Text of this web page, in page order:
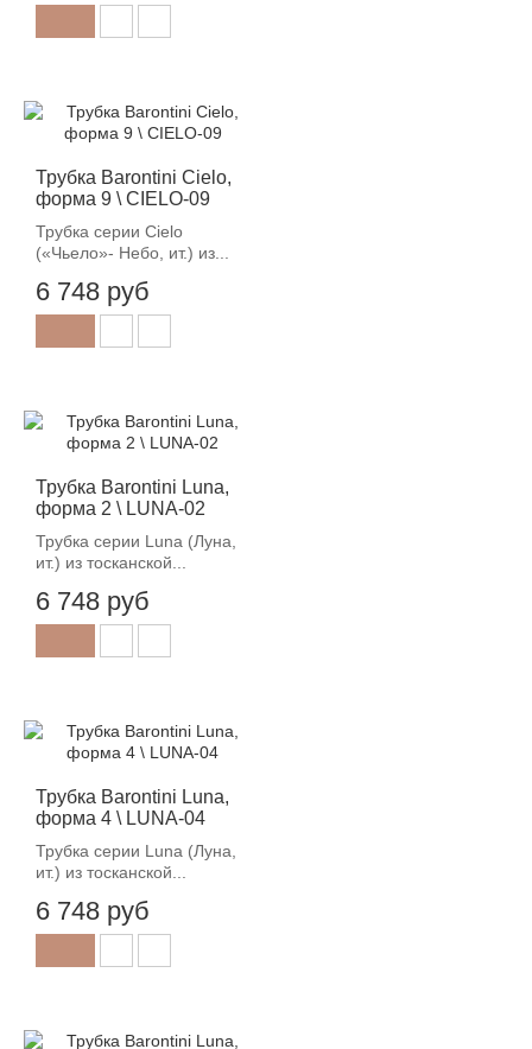
Трубка Barontini Cielo,
форма 9 \ CIELO-09
Трубка серии Cielo
(«Чьело»- Небо, ит.) из...
6 748 руб
Трубка Barontini Luna,
форма 2 \ LUNA-02
Трубка серии Luna (Луна,
ит.) из тосканской...
6 748 руб
Трубка Barontini Luna,
форма 4 \ LUNA-04
Трубка серии Luna (Луна,
ит.) из тосканской...
6 748 руб